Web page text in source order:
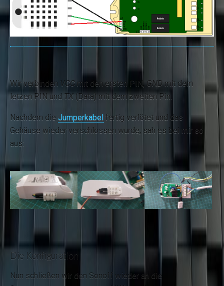
Wir verbinden VCC mit den ersten PIN, GNDmit dem
letzen PIN und TX (Data) mit dem zweiten Pin.
Nachdem die Jumperkabel fertig verlötet und das
Gehäuse wieder verschlossen wurde, sah es bei mir so
aus:
Die Konfiguration
Nun schließen wir den Sonoff wieder an die